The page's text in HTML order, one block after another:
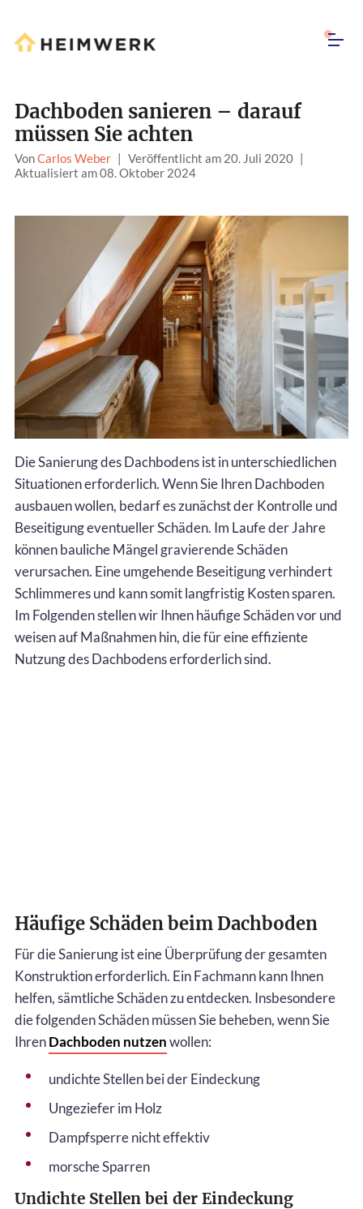
Dachboden sanieren – darauf
müssen Sie achten
VonCarlos Weber | Veröffentlicht am 20. Juli 2020 |
Aktualisiert am 08. Oktober 2024
Die Sanierung des Dachbodens ist in unterschiedlichen
Situationen erforderlich. Wenn Sie Ihren Dachboden
ausbauen wollen, bedarf es zunächst der Kontrolle und
Beseitigung eventueller Schäden. Im Laufe der Jahre
können bauliche Mängel gravierende Schäden
verursachen. Eine umgehende Beseitigung verhindert
Schlimmeres und kann somit langfristig Kosten sparen.
Im Folgenden stellen wir Ihnen häufige Schäden vor und
weisen auf Maßnahmen hin, die für eine effiziente
Nutzung des Dachbodens erforderlich sind.
Häufige Schäden beim Dachboden
Für die Sanierung ist eine Überprüfung der gesamten
Konstruktion erforderlich. Ein Fachmann kann Ihnen
helfen, sämtliche Schäden zu entdecken. Insbesondere
die folgenden Schäden müssen Sie beheben, wenn Sie
IhrenDachboden nutzenwollen:
undichte Stellen bei der Eindeckung
Ungeziefer im Holz
Dampfsperre nicht effektiv
morsche Sparren
Undichte Stellen bei der Eindeckung